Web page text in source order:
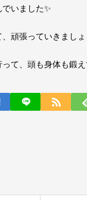
いました✨
頑張っていきまし
て、頭も身体も鍛